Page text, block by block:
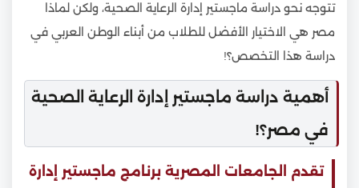
تتوجه نحو دراسة ماجستير إدارة الرعاية الصحية، ولكن لماذا
مصر هي الاختيار الأفضل للطلاب من أبناء الوطن العربي في
دراسة هذا التخصص؟!
أهمية دراسة ماجستير إدارة الرعاية الصحية
في مصر؟!
تقدم الجامعات المصرية برنامج ماجستير إدارة